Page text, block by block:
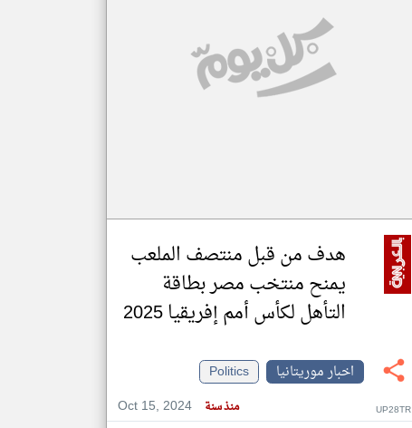
مصادر الأخبار من موريتانيا
هدف من قبل منتصف الملعب
يمنح منتخب مصر بطاقة
التأهل لكأس أمم إفريقيا 2025
اخبار موريتانيا
Politics
Oct 15, 2024
منذ سنة UP28TR